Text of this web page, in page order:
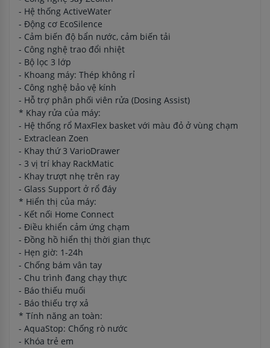
- Hệ thống ActiveWater
- Động cơ EcoSilence
- Cảm biến độ bẩn nước, cảm biến tải
- Công nghệ trao đổi nhiệt
- Bộ lọc 3 lớp
- Khoang máy: Thép không rỉ
- Công nghệ bảo vệ kính
- Hỗ trợ phân phối viên rửa (Dosing Assist)
* Khay rửa của máy:
- Hệ thống rổ MaxFlex basket với màu đỏ ở vùng chạm
- Extraclean Zoen
- Khay thứ 3 VarioDrawer
- 3 vị trí khay RackMatic
- Khay trượt nhẹ trên ray
- Glass Support ở rổ đáy
* Hiển thị của máy:
- Kết nối Home Connect
- Điều khiển cảm ứng chạm
- Đồng hồ hiển thị thời gian thực
- Hẹn giờ: 1-24h
- Chống bám vân tay
- Chu trình đang chạy thực
- Báo thiếu muối
- Báo thiếu trợ xả
* Tính năng an toàn:
- AquaStop: Chống rò nước
- Khóa trẻ em